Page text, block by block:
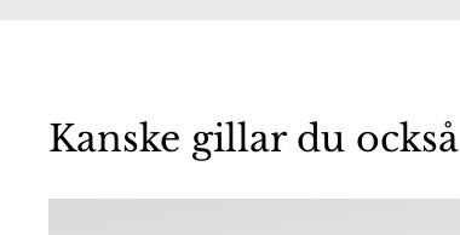
Kanske gillar du också